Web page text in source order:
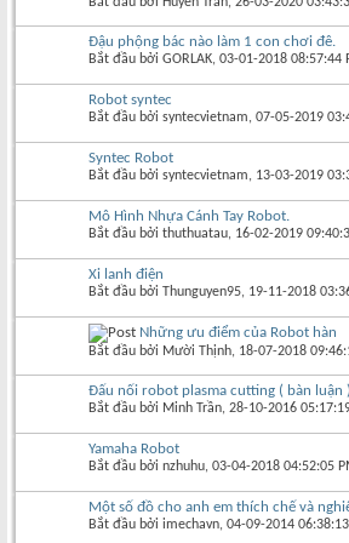
Đậu phộng bác nào làm 1 con chơi đê.
Bắt đầu bởi GORLAK‎, 03-01-2018 08:57:44
Robot syntec
Bắt đầu bởi syntecvietnam‎, 07-05-2019
Syntec Robot
Bắt đầu bởi syntecvietnam‎, 13-03-2019
Mô Hình Nhựa Cánh Tay Robot.
Bắt đầu bởi thuthuatau‎, 16-02-2019
Xi lanh điện
Bắt đầu bởi Thunguyen95‎, 19-11-2018
Những ưu điểm của Robot hàn
Bắt đầu bởi Mười Thịnh‎, 18-07-2018
Đấu nối robot plasma cutting ( bàn luận )
Bắt đầu bởi Minh Trần‎, 28-10-2016
Yamaha Robot
Bắt đầu bởi nzhuhu‎, 03-04-2018 04:52:05
Một số đồ cho anh em thích chế và
Bắt đầu bởi imechavn‎, 04-09-2014